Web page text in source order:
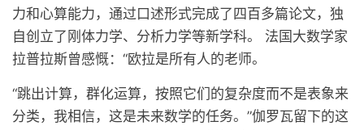
力和心算能力，通过口述形式完成了四百多篇论文，独
自创立了刚体力学、分析力学等新学科。 法国大数学家
拉普拉斯曾感慨：“欧拉是所有人的老师。
“跳出计算，群化运算，按照它们的复杂度而不是表象来
分类，我相信，这是未来数学的任务。”伽罗瓦留下的这